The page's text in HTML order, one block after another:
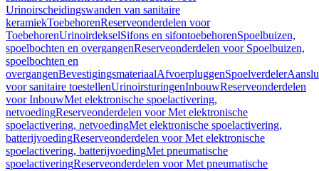
Urinoirscheidingswanden van sanitaire
keramiekToebehorenReserveonderdelen voor
ToebehorenUrinoirdekselSifons en sifontoebehorenSpoelbuizen,
spoelbochten en overgangenReserveonderdelen voor Spoelbuizen,
spoelbochten en
overgangenBevestigingsmateriaalAfvoerpluggenSpoelverdeler
voor sanitaire toestellenUrinoirsturingenInbouwReserveonderdelen
voor InbouwMet elektronische spoelactivering,
netvoedingReserveonderdelen voor Met elektronische
spoelactivering, netvoedingMet elektronische spoelactivering,
batterijvoedingReserveonderdelen voor Met elektronische
spoelactivering, batterijvoedingMet pneumatische
spoelactiveringReserveonderdelen voor Met pneumatische